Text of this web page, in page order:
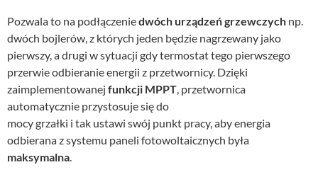
Pozwala to na podłączeniedwóch urządzeń grzewczych np.
dwóch bojlerów, z których jeden będzie nagrzewany jako
pierwszy, a drugi w sytuacji gdy termostat tego pierwszego
przerwie odbieranie energii z przetwornicy. Dzięki
zaimplementowanej funkcji MPPT , przetwornica
automatycznie przystosuje się do
mocy grzałki i tak ustawi swój punkt pracy, aby energia
odbierana z systemu paneli fotowoltaicznych była
maksymalna